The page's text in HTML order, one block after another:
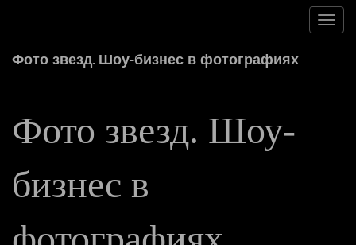
Фото звезд. Шоу-бизнес в фотографиях
Фото звезд. Шоу-
бизнес в